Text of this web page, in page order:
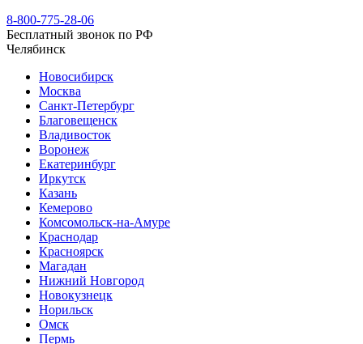
8-800-775-28-06
Бесплатный звонок по РФ
Челябинск
Новосибирск
Москва
Санкт-Петербург
Благовещенск
Владивосток
Воронеж
Екатеринбург
Иркутск
Казань
Кемерово
Комсомольск-на-Амуре
Краснодар
Красноярск
Магадан
Нижний Новгород
Новокузнецк
Норильск
Омск
Пермь